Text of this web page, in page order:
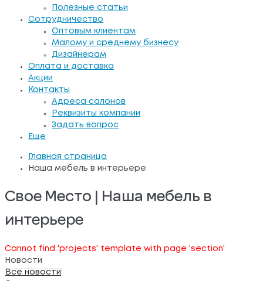
Полезные статьи
Сотрудничество
Оптовым клиентам
Малому и среднему бизнесу
Дизайнерам
Оплата и доставка
Акции
Контакты
Адреса салонов
Реквизиты компании
Задать вопрос
Еще
Главная страница
Наша мебель в интерьере
Свое Место | Наша мебель в
интерьере
Cannot find 'projects' template with page 'section'
Новости
Все новости